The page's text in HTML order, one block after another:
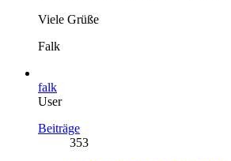
Viele Grüße
Falk
falk
User
Beiträge
353